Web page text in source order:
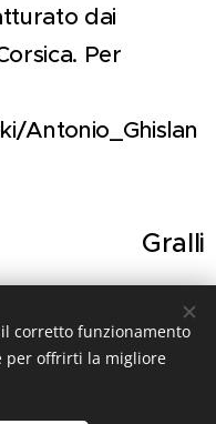
dai
Per
Antonio_Ghislan
Gralli
corretto funzionamento
per offrirti la migliore